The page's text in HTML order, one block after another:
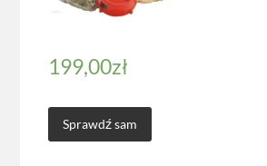
199,00zł
Sprawdź sam